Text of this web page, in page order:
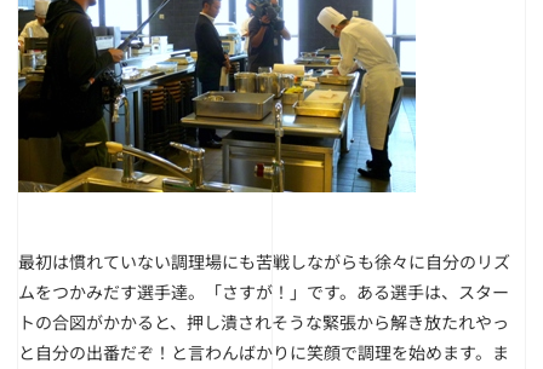
最初は慣れていない調理場にも苦戦しながらも徐々に自分のリズ
ムをつかみだす選手達。「さすが！」です。ある選手は、スター
トの合図がかかると、押し潰されそうな緊張から解き放たれやっ
と自分の出番だぞ！と言わんばかりに笑顔で調理を始めます。ま